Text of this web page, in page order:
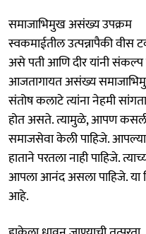
समाजाभिमुख असंख्य उपक्रम
स्वकमाईतील उत्पन्नापैकी वीस
असे पती आणि दीर यांनी संकल्प
आजतागायत असंख्य
संतोष कलाटे त्यांना नेहमी
होत असते. त्यामुळे, आपण
समाजसेवा केली पाहिजे.
हाताने परतला नाही पाहिजे.
आपला आनंद असला पाहिजे.
आहे.